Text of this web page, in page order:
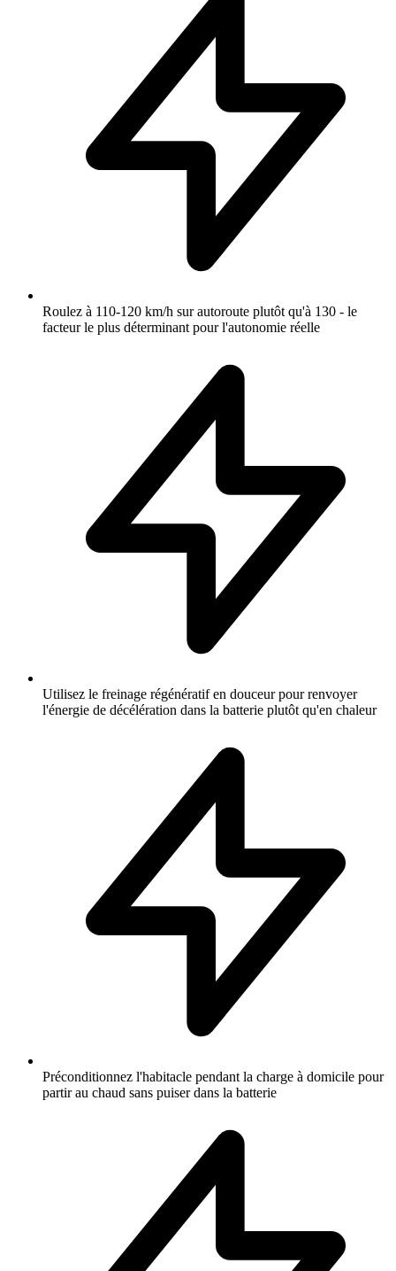
Roulez à 110-120 km/h sur autoroute plutôt qu'à 130 - le
facteur le plus déterminant pour l'autonomie réelle
Utilisez le freinage régénératif en douceur pour renvoyer
l'énergie de décélération dans la batterie plutôt qu'en chaleur
Préconditionnez l'habitacle pendant la charge à domicile pour
partir au chaud sans puiser dans la batterie